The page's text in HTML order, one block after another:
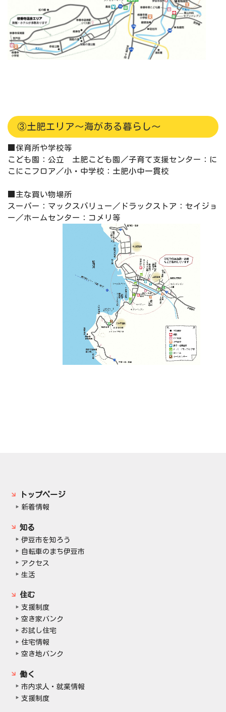
③土肥エリア～海がある暮らし～
■保育所や学校等
こども園：公立 土肥こども園／子育て支援センター：に
こにこフロア／小・中学校：土肥小中一貫校
■主な買い物場所
スーパー：マックスバリュー／ドラックストア：セイジョ
ー／ホームセンター：コメリ等
トップページ
新着情報
知る
伊豆市を知ろう
自転車のまち伊豆市
アクセス
生活
住む
支援制度
空き家バンク
お試し住宅
住宅情報
空き地バンク
働く
市内求人・就業情報
支援制度